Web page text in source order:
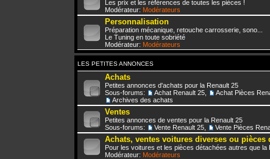
Les prix et les références de toutes les pièces !
Modérateur: Modérateurs
Personnalisation
Préparation mécanique, retouche carrosserie, sono...
Le Tuning en toute sobriété
Modérateur: Modérateurs
LES PETITES ANNONCES
Achats
Petites annonces d'achats pour la Renault 25
Sous-forums:
Achat Renault 25 Achat Pièces
Archives des achats
Ventes
Petites annonces de ventes pour la Renault 25
Sous-forums:
Vente Renault 25 Vente Pièces
Achats, ventes voitures diverses ou pièces
Pour les voitures et les pièces détachées autres que la
Modérateur: Modérateurs